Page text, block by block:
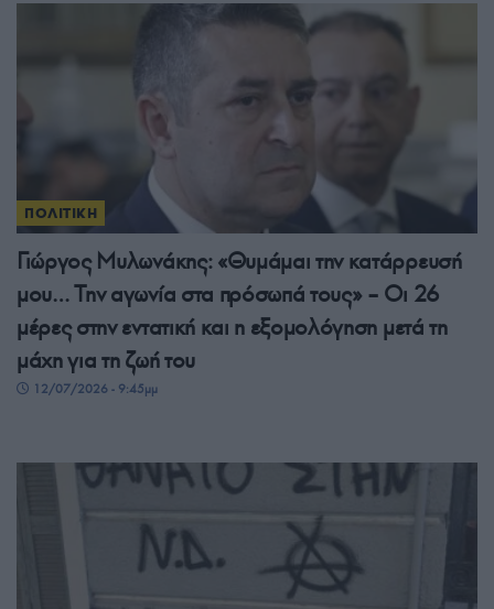
ΠΟΛΙΤΙΚΗ
Γιώργος Μυλωνάκης: «Θυμάμαι την κατάρρευσή
μου… Την αγωνία στα πρόσωπά τους» – Οι 26
μέρες στην εντατική και η εξομολόγηση μετά τη
μάχη για τη ζωή του
12/07/2026 - 9:45μμ